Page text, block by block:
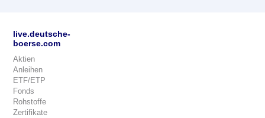
live.deutsche-
boerse.com
Aktien
Anleihen
ETF/ETP
Fonds
Rohstoffe
Zertifikate